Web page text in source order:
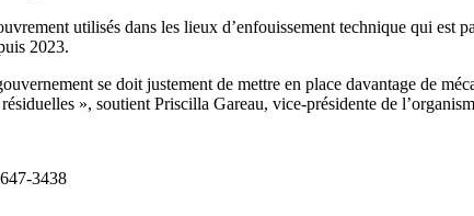
utilisés dans les lieux d’enfouissement technique qui est
2023.
se doit justement de mettre en place davantage de
», soutient Priscilla Gareau, vice-présidente de
3438